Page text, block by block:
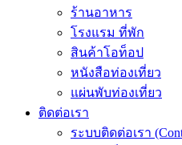
ร้านอาหาร
โรงแรม ที่พัก
สินค้าโอท็อป
หนังสือท่องเที่ยว
แผ่นพับท่องเที่ยว
ติดต่อเรา
ระบบติดต่อเรา